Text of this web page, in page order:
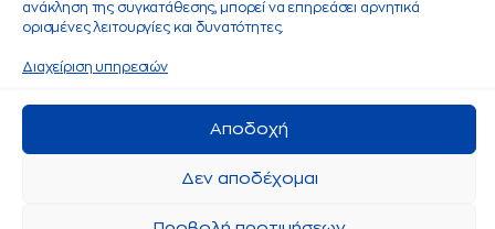
ανάκληση της συγκατάθεσης, μπορεί να επηρεάσει αρνητικά
ορισμένες λειτουργίες και δυνατότητες.
Διαχείριση υπηρεσιών
Αποδοχή
Δεν αποδέχομαι